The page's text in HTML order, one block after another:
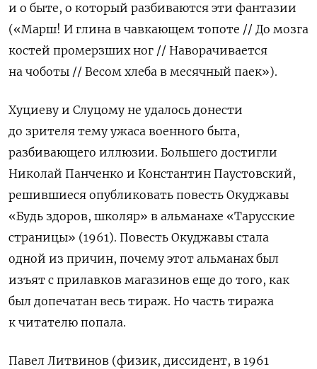
и о быте, о который разбиваются эти фантазии
(«Марш! И глина в чавкающем топоте // До мозга
костей промерзших ног // Наворачивается
на чоботы // Весом хлеба в месячный паек»).
Хуциеву и Слуцому не удалось донести
до зрителя тему ужаса военного быта,
разбивающего иллюзии. Большего достигли
Николай Панченко и Константин Паустовский,
решившиеся опубликовать повесть Окуджавы
«Будь здоров, школяр» в альманахе «Тарусские
страницы» (1961). Повесть Окуджавы стала
одной из причин, почему этот альманах был
изъят с прилавков магазинов еще до того, как
был допечатан весь тираж. Но часть тиража
к читателю попала.
Павел Литвинов (физик, диссидент, в 1961